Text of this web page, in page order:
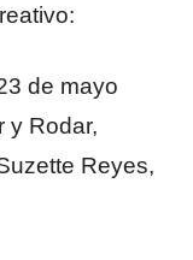
de mayo
y Rodar,
Reyes,